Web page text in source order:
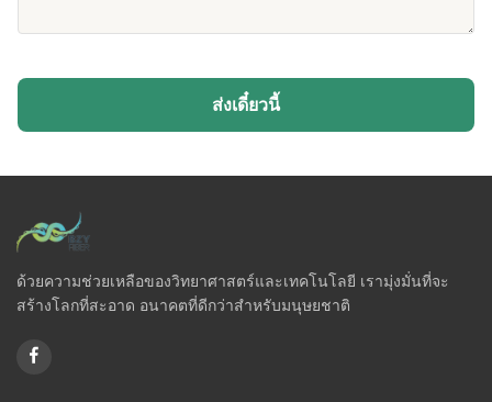
ส่งเดี๋ยวนี้
ด้วยความช่วยเหลือของวิทยาศาสตร์และเทคโนโลยี เรามุ่งมั่นที่จะ
สร้างโลกที่สะอาด อนาคตที่ดีกว่าสำหรับมนุษยชาติ